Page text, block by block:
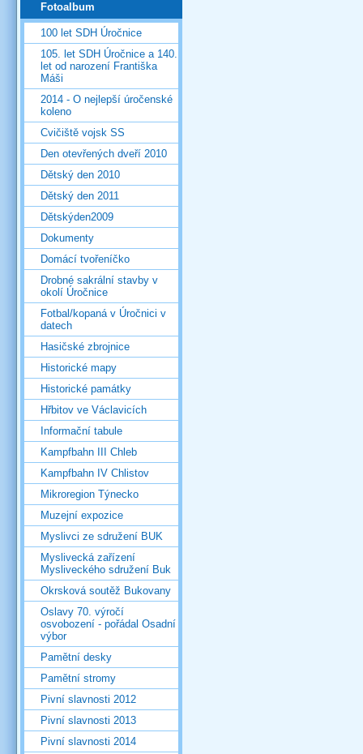
Fotoalbum
100 let SDH Úročnice
105. let SDH Úročnice a 140.
let od narození Františka
Máši
2014 - O nejlepší úročenské
koleno
Cvičiště vojsk SS
Den otevřených dveří 2010
Dětský den 2010
Dětský den 2011
Dětskýden2009
Dokumenty
Domácí tvořeníčko
Drobné sakrální stavby v
okolí Úročnice
Fotbal/kopaná v Úročnici v
datech
Hasičské zbrojnice
Historické mapy
Historické památky
Hřbitov ve Václavicích
Informační tabule
Kampfbahn III Chleb
Kampfbahn IV Chlistov
Mikroregion Týnecko
Muzejní expozice
Myslivci ze sdružení BUK
Myslivecká zařízení
Mysliveckého sdružení Buk
Okrsková soutěž Bukovany
Oslavy 70. výročí
osvobození - pořádal Osadní
výbor
Pamětní desky
Pamětní stromy
Pivní slavnosti 2012
Pivní slavnosti 2013
Pivní slavnosti 2014